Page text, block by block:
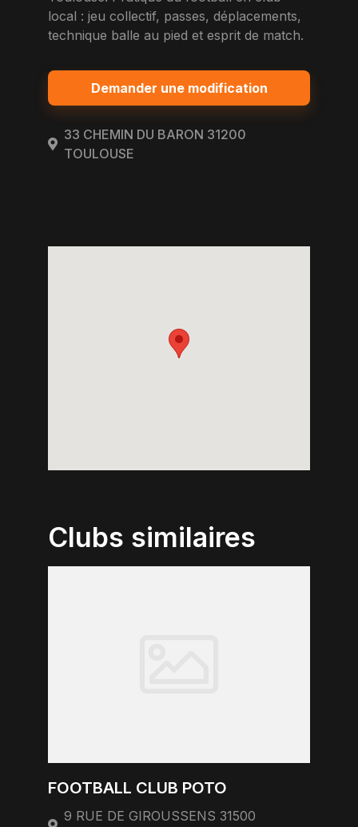
local : jeu collectif, passes, déplacements,
technique balle au pied et esprit de match.
Demander une modification
33 CHEMIN DU BARON 31200
TOULOUSE
Clubs similaires
FOOTBALL CLUB POTO
9 RUE DE GIROUSSENS 31500